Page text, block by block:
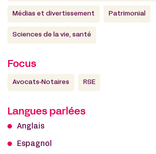
Médias et divertissement Patrimonial
Sciences de la vie, santé
Focus
Avocats-Notaires RSE
Langues parlées
Anglais
Espagnol